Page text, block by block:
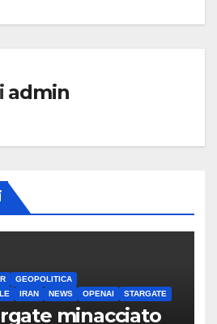
admin
GEOPOLITICA
IRAN NEWS OPENAI STARGATE
minacciato